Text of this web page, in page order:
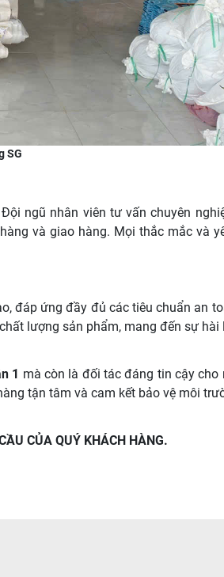
SG
ngũ nhân viên tư vấn chuyên
và giao hàng. Mọi thắc mắc và
đáp ứng đầy đủ các tiêu chuẩn an
lượng sản phẩm, mang đến sự hài
1 mà còn là đối tác đáng tin cậy cho
tận tâm và cam kết bảo vệ môi
CỦA QUÝ KHÁCH HÀNG.